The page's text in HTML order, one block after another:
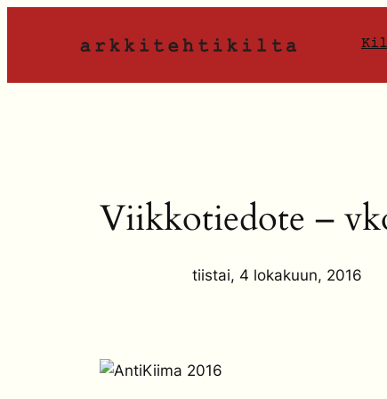
Viikkotiedote –
tiistai, 4 lokakuun, 2016